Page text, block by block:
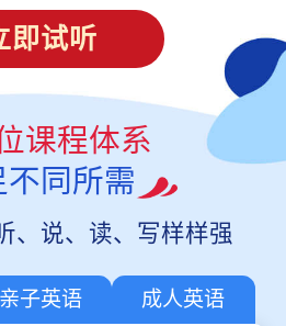
即试听
课程体系
不同所需
、说、读、写样样强
亲子英语 成人英语